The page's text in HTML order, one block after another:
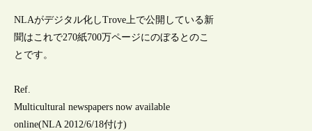
NLAがデジタル化しTrove上で公開している新
聞はこれで270紙700万ページにのぼるとのこ
とです。
Ref.
Multicultural newspapers now available
online(NLA 2012/6/18付け)